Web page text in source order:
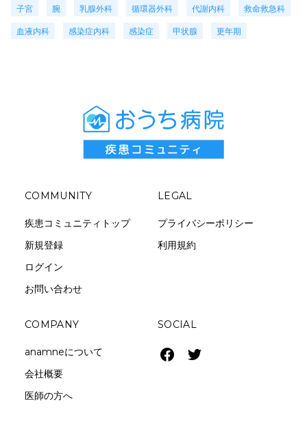
子宮
腕 乳腺外科 循環器外科 代謝内科
救命救急科
血液内科
感染症内科 感染症 甲状腺 更年期
COMMUNITY
疾患コミュニティトップ
新規登録
ログイン
お問い合わせ
LEGAL
プライバシーポリシー
利用規約
COMPANY
anamneについて
会社概要
医師の方へ
SOCIAL